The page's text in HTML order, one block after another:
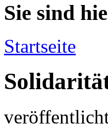
Sie sind
Startseite